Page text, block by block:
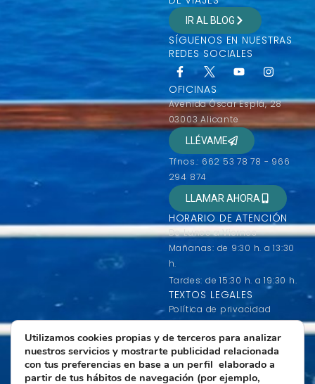
IR AL BLOG
SÍGUENOS EN NUESTRAS
REDES SOCIALES
OFICINAS
Avenida Óscar Esplá, 28
03003 Alicante
LLÉVAME
Tfnos.: 662 53 78 78 - 966
294 874
LLAMAR AHORA
HORARIO DE ATENCIÓN
De Lunes a Viernes
Mañanas: de 9:30 h. a 13:30
h.
Tardes: de 15:30 h. a 19:30 h.
TEXTOS LEGALES
Política de privacidad
contratación
Condiciones de uso
Política de Cookies
Utilizamos cookies propias y de terceros para analizar
nuestros servicios y mostrarte publicidad relacionada
con tus preferencias en base a un perfil elaborado a
partir de tus hábitos de navegación (por ejemplo,